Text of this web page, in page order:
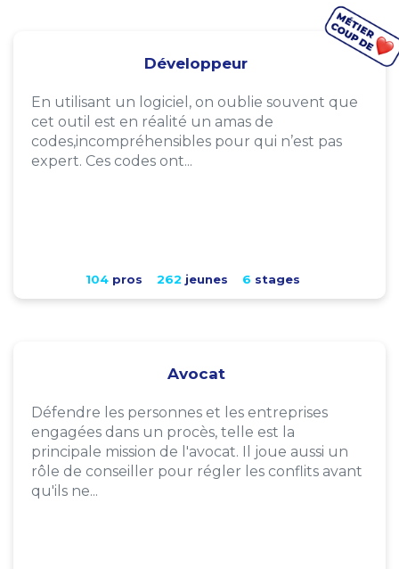
Développeur
En utilisant un logiciel, on oublie souvent que
cet outil est en réalité un amas de
codes,incompréhensibles pour qui n’est pas
expert. Ces codes ont...
104pros 262 jeunes 6 stages
Avocat
Défendre les personnes et les entreprises
engagées dans un procès, telle est la
principale mission de l'avocat. Il joue aussi un
rôle de conseiller pour régler les conflits avant
qu'ils ne...